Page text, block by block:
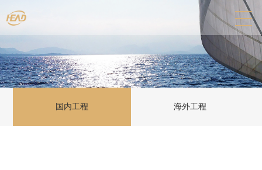
国内工程 海外工程